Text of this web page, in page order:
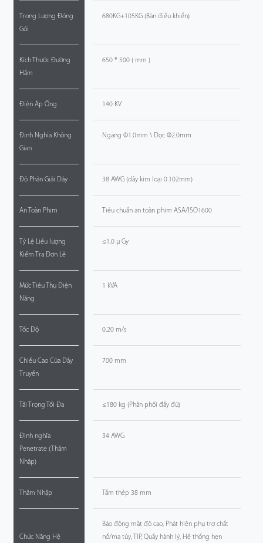
Trọng Lượng Đóng
Gói
Kích Thước Đường
Hầm
Điện Áp Ống
Định Nghĩa Không
Gian
Độ Phân Giải Dây
An Toàn Phim
Tỷ Lệ Liều lượng
Kiểm Tra Đơn Lẻ
Mức Tiêu Thụ Điện
Năng
Tốc Độ
Chiều Cao Của Dây
Truyền
Tải Trọng Tối Đa
Định nghĩa
Penetrate (Thâm
Nhập)
Thâm Nhập
Chức Năng Hệ
680KG+105KG (Bàn điều khiển)
650 * 500 ( mm )
140 KV
Ngang Φ1.0mm \ Dọc Φ2.0mm
38 AWG (dây kim loại 0.102mm)
Tiêu chuẩn an toàn phim ASA/ISO1600
≤1.0 μ Gy
1 kVA
0.20 m/s
700 mm
≤180 kg (Phân phối đầy đủ)
34 AWG
Tấm thép 38 mm
Báo động mật độ cao, Phát hiện phụ trợ chất
nổ/ma túy, TIP, Quầy hành lý, Hệ thống hẹn